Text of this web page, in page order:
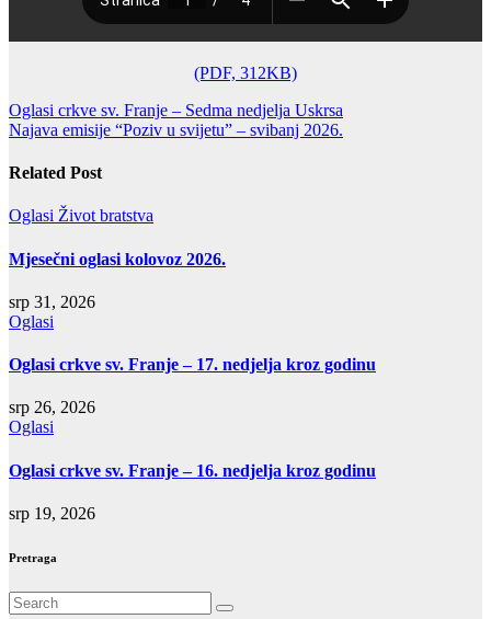
(PDF, 312KB)
Navigacija
objava
Oglasi crkve sv. Franje – Sedma nedjelja Uskrsa
Najava emisije “Poziv u svijetu” – svibanj 2026.
Related Post
Oglasi Život bratstva
Mjesečni oglasi kolovoz 2026.
srp 31, 2026
Oglasi
Oglasi crkve sv. Franje – 17. nedjelja kroz godinu
srp 26, 2026
Oglasi
Oglasi crkve sv. Franje – 16. nedjelja kroz godinu
srp 19, 2026
Pretraga